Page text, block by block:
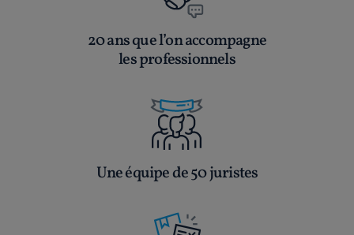
20 ans que l’on accompagne
les professionnels
Une équipe de 50 juristes